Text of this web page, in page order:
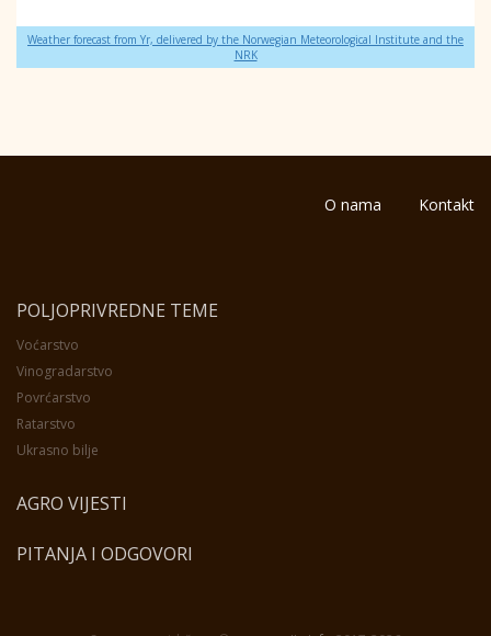
Weather forecast from Yr, delivered by the Norwegian Meteorological Institute and the
NRK
O nama Kontakt
POLJOPRIVREDNE TEME
Voćarstvo
Vinogradarstvo
Povrćarstvo
Ratarstvo
Ukrasno bilje
AGRO VIJESTI
PITANJA I ODGOVORI